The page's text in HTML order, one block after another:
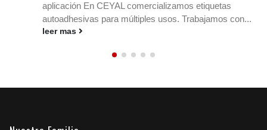
stock y los envíos en cualquier rubro. Conocé
medidas, materiales y ribbons....
leer mas